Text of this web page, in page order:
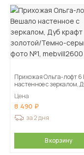
Прихожая Ольга-лофт 6
настенное с зеркалом,
Цена
8 490
за 2 дня
В корзину